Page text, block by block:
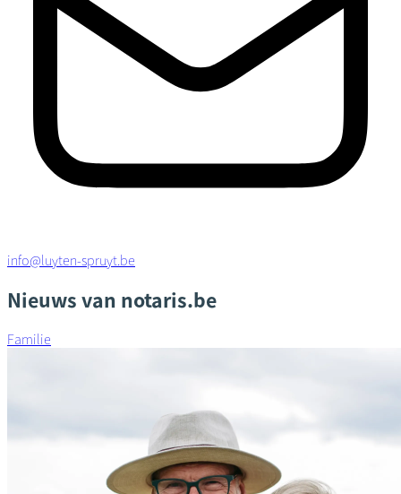
info@luyten-spruyt.be
Nieuws van notaris.be
Familie